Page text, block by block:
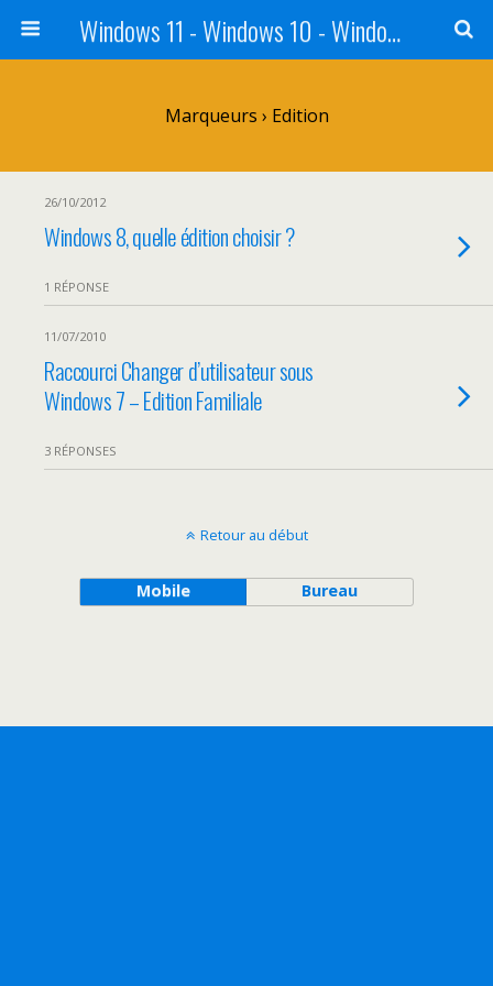
Windows 11 - Windows 10 - Windows 8 - Windows 7 - VISTA
Marqueurs › Edition
26/10/2012
Windows 8, quelle édition choisir ?
1 RÉPONSE
11/07/2010
Raccourci Changer d’utilisateur sous
Windows 7 – Edition Familiale
3 RÉPONSES
Retour au début
Mobile Bureau